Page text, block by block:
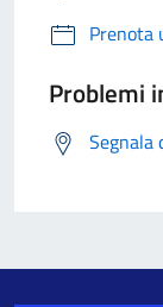
Prenota
Problemi
Segnala